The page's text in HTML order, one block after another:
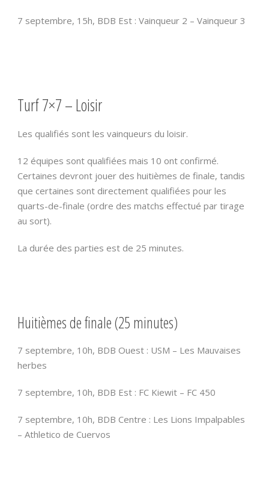
7 septembre, 15h, BDB Est : Vainqueur 2 – Vainqueur 3
Turf 7×7 – Loisir
Les qualifiés sont les vainqueurs du loisir.
12 équipes sont qualifiées mais 10 ont confirmé.
Certaines devront jouer des huitièmes de finale, tandis
que certaines sont directement qualifiées pour les
quarts-de-finale (ordre des matchs effectué par tirage
au sort).
La durée des parties est de 25 minutes.
Huitièmes de finale (25 minutes)
7 septembre, 10h, BDB Ouest : USM – Les Mauvaises
herbes
7 septembre, 10h, BDB Est : FC Kiewit – FC 450
7 septembre, 10h, BDB Centre : Les Lions Impalpables
– Athletico de Cuervos